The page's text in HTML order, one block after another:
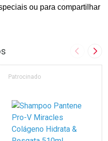
ou para compartilhar
Imagem
Patrocinado